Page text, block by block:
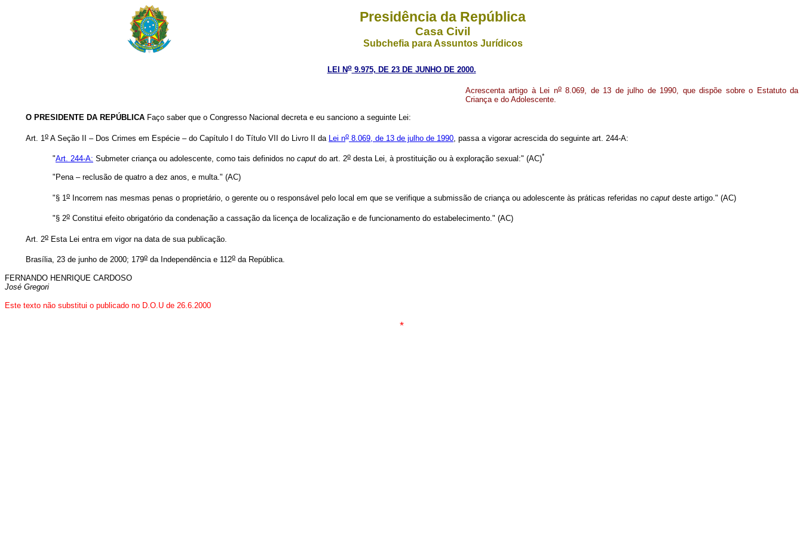
Presidência da República
Casa Civil
Subchefia para Assuntos Jurídicos
LEI No9.975, DE 23 DE JUNHO DE 2000.
Acrescenta artigo à Lei no8.069, de 13 de julho de 1990, que dispõe sobre o Estatuto da
Criança e do Adolescente.
O PRESIDENTE DA REPÚBLICA Faço saber que o Congresso Nacional decreta e eu sanciono a seguinte Lei:
Art. 1 o A Seção II – Dos Crimes em Espécie – do Capítulo I do Título VII do Livro II da Lei no 8.069, de 13 de julho de 1990 , passa a vigorar acrescida do seguinte art. 244-A:
"Art. 244-A: Submeter criança ou adolescente, como tais definidos no caput do art. 2o desta Lei, à prostituição ou à exploração sexual:" (AC)*
"Pena – reclusão de quatro a dez anos, e multa." (AC)
"§ 1 o Incorrem nas mesmas penas o proprietário, o gerente ou o responsável pelo local em que se verifique a submissão de criança ou adolescente às práticas referidas no caput deste artigo." (AC)
"§ 2o Constitui efeito obrigatório da condenação a cassação da licença de localização e de funcionamento do estabelecimento." (AC)
Art. 2o Esta Lei entra em vigor na data de sua publicação.
Brasília, 23 de junho de 2000; 179o da Independência e 112o da República.
FERNANDO HENRIQUE CARDOSO
José Gregori
Este texto não substitui o publicado no D.O.U de 26.6.2000
*